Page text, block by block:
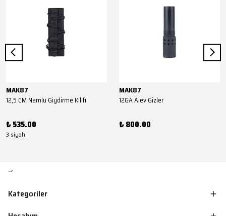
MAK87
12,5 CM Namlu Giydirme Kılıfı
₺ 535.00
3 siyah
MAK87
12GA Alev Gizler
₺ 800.00
Kategoriler